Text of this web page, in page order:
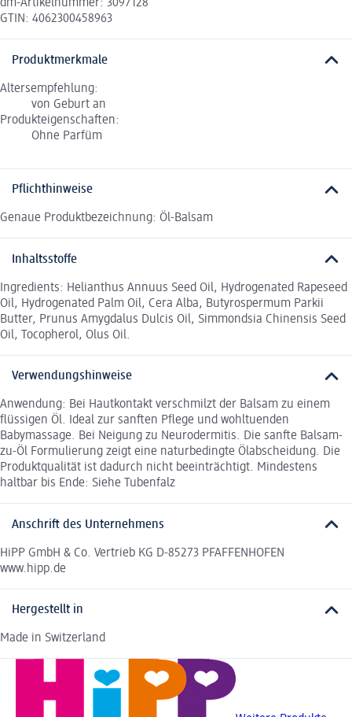
dm-Artikelnummer: 3097128
GTIN: 4062300458963
Produktmerkmale
Altersempfehlung:
von Geburt an
Produkteigenschaften:
Ohne Parfüm
Pflichthinweise
Genaue Produktbezeichnung: Öl-Balsam
Inhaltsstoffe
Ingredients: Helianthus Annuus Seed Oil, Hydrogenated Rapeseed
Oil, Hydrogenated Palm Oil, Cera Alba, Butyrospermum Parkii
Butter, Prunus Amygdalus Dulcis Oil, Simmondsia Chinensis Seed
Oil, Tocopherol, Olus Oil.
Verwendungshinweise
Anwendung: Bei Hautkontakt verschmilzt der Balsam zu einem
flüssigen Öl. Ideal zur sanften Pflege und wohltuenden
Babymassage. Bei Neigung zu Neurodermitis. Die sanfte Balsam-
zu-Öl Formulierung zeigt eine naturbedingte Ölabscheidung. Die
Produktqualität ist dadurch nicht beeinträchtigt. Mindestens
haltbar bis Ende: Siehe Tubenfalz
Anschrift des Unternehmens
HiPP GmbH & Co. Vertrieb KG D-85273 PFAFFENHOFEN
www.hipp.de
Hergestellt in
Made in Switzerland